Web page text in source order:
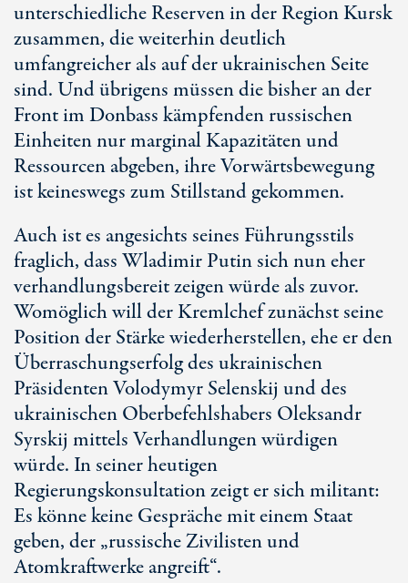
unterschiedliche Reserven in der Region Kursk
zusammen, die weiterhin deutlich
umfangreicher als auf der ukrainischen Seite
sind. Und übrigens müssen die bisher an der
Front im Donbass kämpfenden russischen
Einheiten nur marginal Kapazitäten und
Ressourcen abgeben, ihre Vorwärtsbewegung
ist keineswegs zum Stillstand gekommen.
Auch ist es angesichts seines Führungsstils
fraglich, dass Wladimir Putin sich nun eher
verhandlungsbereit zeigen würde als zuvor.
Womöglich will der Kremlchef zunächst seine
Position der Stärke wiederherstellen, ehe er den
Überraschungserfolg des ukrainischen
Präsidenten Volodymyr Selenskij und des
ukrainischen Oberbefehlshabers Oleksandr
Syrskij mittels Verhandlungen würdigen
würde. In seiner heutigen
Regierungskonsultation zeigt er sich militant:
Es könne keine Gespräche mit einem Staat
geben, der „russische Zivilisten und
Atomkraftwerke angreift“.